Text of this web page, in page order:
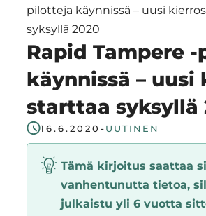
supports
talents,
investors
and
entrepreneurs
in
making
a
smooth
start
pilotteja käynnissä – uusi
syksyllä 2020
Rapid Tampere
käynnissä – uusi
starttaa syksyllä
16.6.2020 -UUTINEN
Tämä kirjoitus saattaa
vanhentunutta tietoa,
julkaistu yli 6 vuotta